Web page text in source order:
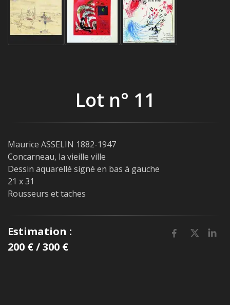
Lot n° 11
Maurice ASSELIN 1882-1947
Concarneau, la vieille ville
Dessin aquarellé signé en bas à gauche
21 x 31
Rousseurs et taches
Estimation :
200 € / 300 €